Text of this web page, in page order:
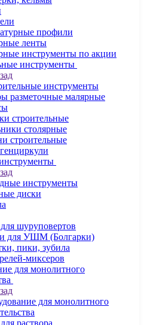
профили
ленты
инструменты по акции
инструменты
инструменты
разметочные малярные
строительные
столярные
строительные
инструменты
диски
шуруповертов
для УШМ (Болгарки)
пики, зубила
миксеров
для монолитного
для монолитного
раствора